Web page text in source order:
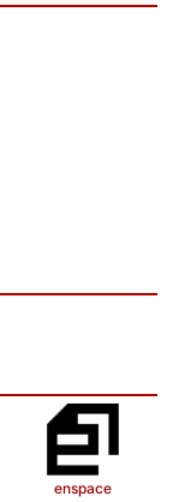
enspace